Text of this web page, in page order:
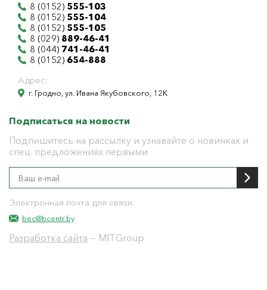
8 (0152) 555-103
8 (0152) 555-104
8 (0152) 555-105
8 (029) 889-46-41
8 (044) 741-46-41
8 (0152) 654-888
Адрес:
г. Гродно, ул. Ивана Якубовского, 12К
Подписаться на новости
Подпишитесь на рассылку и узнавайте о новинках и
спец. предложениях первыми
Электронная почта для связи:
bec@bcentr.by
Разработка сайта — MITGroup